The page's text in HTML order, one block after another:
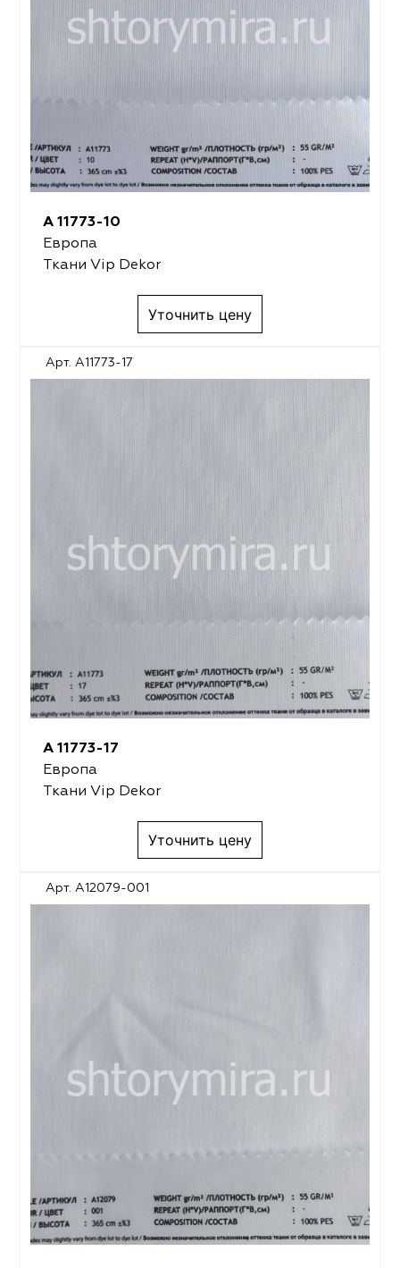
A 11773-10
Европа
Ткани Vip Dekor
Уточнить цену
Арт. A11773-17
A 11773-17
Европа
Ткани Vip Dekor
Уточнить цену
Арт. A12079-001